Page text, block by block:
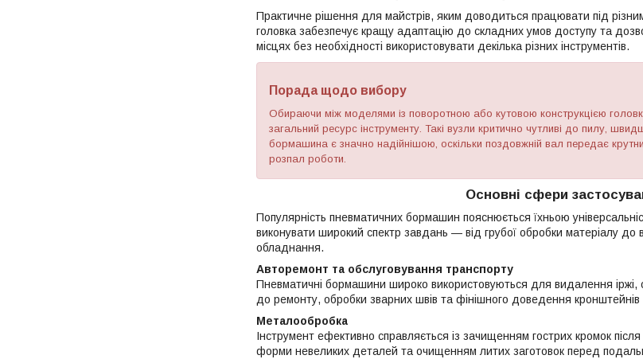
Практичне рішення для майстрів, яким доводиться працювати під
головка забезпечує кращу адаптацію до складних умов доступу та
місцях без необхідності використовувати декілька різних інструментів.
Порада щодо вибору
Обираючи між моделями із поворотною або кутовою конструкцією
загальний ресурс інструменту. Такі вузли критично чутливі до пилу,
бормашина є значно надійнішою, оскільки поздовжній вал передає
розпал роботи.
Основні сфери
Популярність пневматичних бормашин пояснюється їхньою
виконувати широкий спектр завдань — від грубої обробки матеріалу до
обладнання.
Авторемонт та обслуговування транспорту
Пневматичні бормашини широко використовуються для видалення іржі,
до ремонту, обробки зварних швів та фінішного доведення
Металообробка
Інструмент ефективно справляється із зачищенням гострих кромок
форми невеликих деталей та очищенням литих заготовок перед